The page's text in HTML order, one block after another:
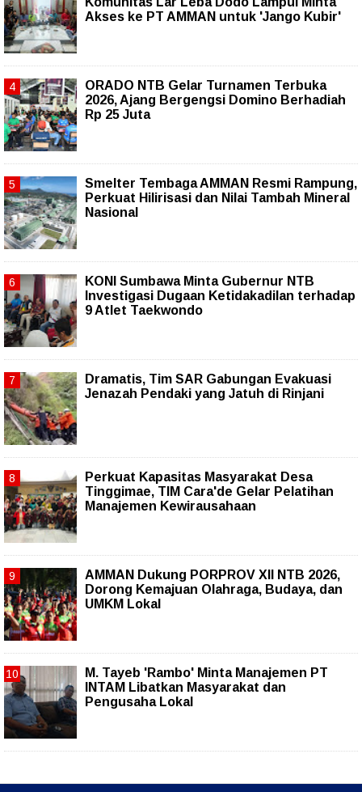
Akses ke PT AMMAN untuk 'Jango Kubir'
ORADO NTB Gelar Turnamen Terbuka
2026, Ajang Bergengsi Domino Berhadiah
Rp 25 Juta
Smelter Tembaga AMMAN Resmi Rampung,
Perkuat Hilirisasi dan Nilai Tambah Mineral
Nasional
KONI Sumbawa Minta Gubernur NTB
Investigasi Dugaan Ketidakadilan terhadap
9 Atlet Taekwondo
Dramatis, Tim SAR Gabungan Evakuasi
Jenazah Pendaki yang Jatuh di Rinjani
Perkuat Kapasitas Masyarakat Desa
Tinggimae, TIM Cara'de Gelar Pelatihan
Manajemen Kewirausahaan
AMMAN Dukung PORPROV XII NTB 2026,
Dorong Kemajuan Olahraga, Budaya, dan
UMKM Lokal
M. Tayeb 'Rambo' Minta Manajemen PT
INTAM Libatkan Masyarakat dan
Pengusaha Lokal